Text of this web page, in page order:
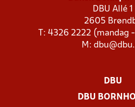
DBU Allé 1
2605
T: 4326 2222 (mandag
M:
DBU
DBU